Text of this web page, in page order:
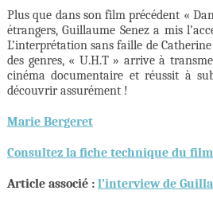
Plus que dans son film précédent «
étrangers, Guillaume Senez a mis
L’interprétation sans faille de
des genres, « U.H.T » arrive à
cinéma documentaire et réussit à
découvrir assurément !
Marie Bergeret
Consultez la fiche technique du film
Article associé : l’interview de